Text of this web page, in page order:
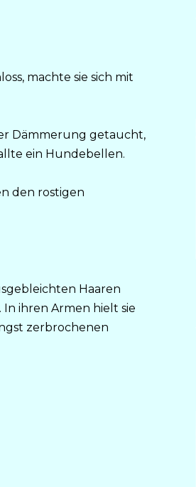
machte sie sich mit
Dämmerung getaucht,
ein Hundebellen.
den rostigen
Haaren
ihren Armen hielt sie
zerbrochenen